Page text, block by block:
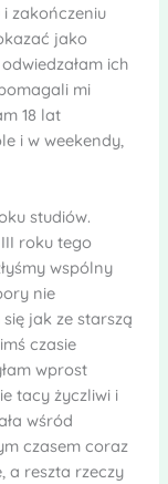
zakończeniu
jako
ich
mi
18 lat
i w weekendy,
studiów.
roku tego
wspólny
nie
jak ze starszą
czasie
wprost
tacy życzliwi i
wśród
czasem coraz
a reszta rzeczy